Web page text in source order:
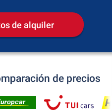
de alquiler
de precios